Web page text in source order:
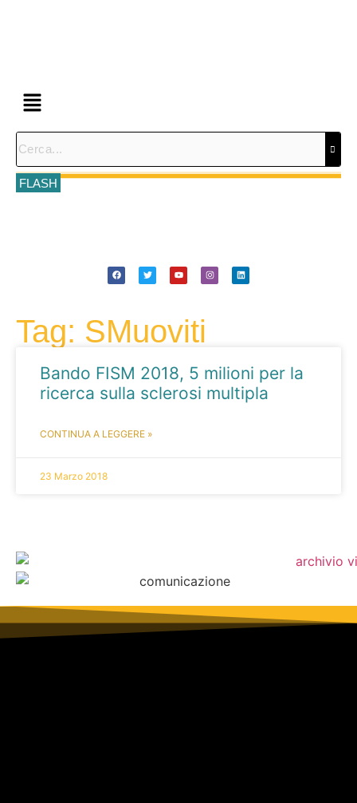
FLASH
Tag: SMuoviti
Bando FISM 2018, 5 milioni per la
ricerca sulla sclerosi multipla
CONTINUA A LEGGERE »
23 Marzo 2018